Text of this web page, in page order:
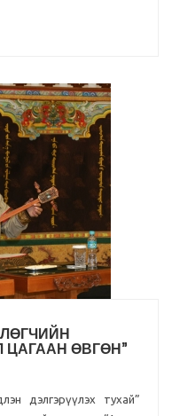
ЦАГААН ӨВГӨН”
дэлгэрүүлэх тухай”